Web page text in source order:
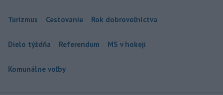
Turizmus Cestovanie Rok dobrovoľníctva
Dielo týždňa Referendum MS v hokeji
Komunálne voľby